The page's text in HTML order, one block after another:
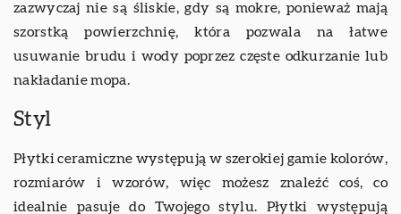
zazwyczaj nie są śliskie, gdy są mokre, ponieważ mają
szorstką powierzchnię, która pozwala na łatwe
usuwanie brudu i wody poprzez częste odkurzanie lub
nakładanie mopa.
Styl
Płytki ceramiczne występują w szerokiej gamie kolorów,
rozmiarów i wzorów, więc możesz znaleźć coś, co
idealnie pasuje do Twojego stylu. Płytki występują